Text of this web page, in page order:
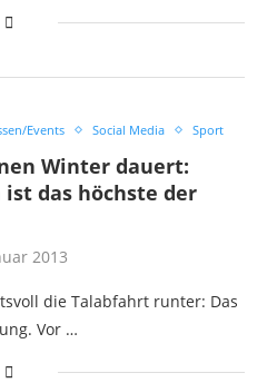
Events Social Media Sport
Winter dauert:
das höchste der
2013
die Talabfahrt runter: Das
Vor …